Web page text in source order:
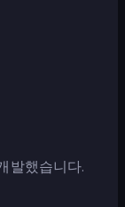
발했습니다.